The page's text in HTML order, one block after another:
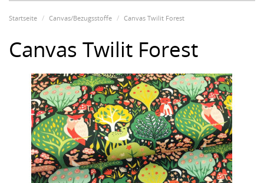
Startseite Canvas/Bezugsstoffe Canvas Twilit Forest
Canvas Twilit Forest